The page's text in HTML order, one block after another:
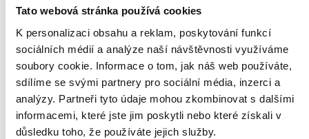
Tato webová stránka používá cookies
K personalizaci obsahu a reklam, poskytování funkcí
sociálních médií a analýze naší návštěvnosti využíváme
soubory cookie. Informace o tom, jak náš web používáte,
sdílíme se svými partnery pro sociální média, inzerci a
analýzy. Partneři tyto údaje mohou zkombinovat s dalšími
informacemi, které jste jim poskytli nebo které získali v
důsledku toho, že používáte jejich služby.
Oblíbená místa
Aristotelova ulice: nejznámější soluňský
bulvár
4398 přečtení